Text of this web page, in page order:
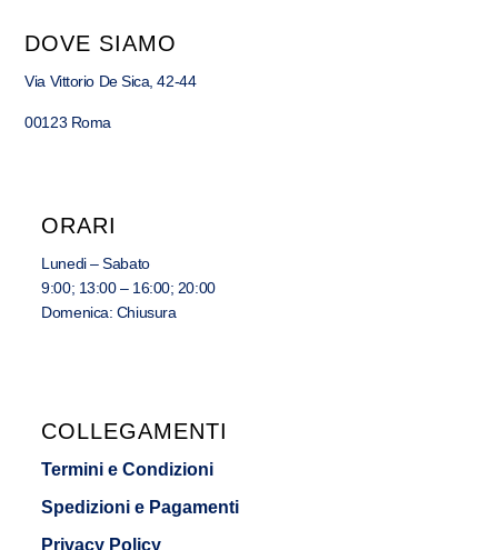
DOVE SIAMO
Via Vittorio De Sica, 42-44
00123 Roma
ORARI
Lunedi – Sabato
9:00; 13:00 – 16:00; 20:00
Domenica: Chiusura
COLLEGAMENTI
Termini e Condizioni
Spedizioni e Pagamenti
Privacy Policy